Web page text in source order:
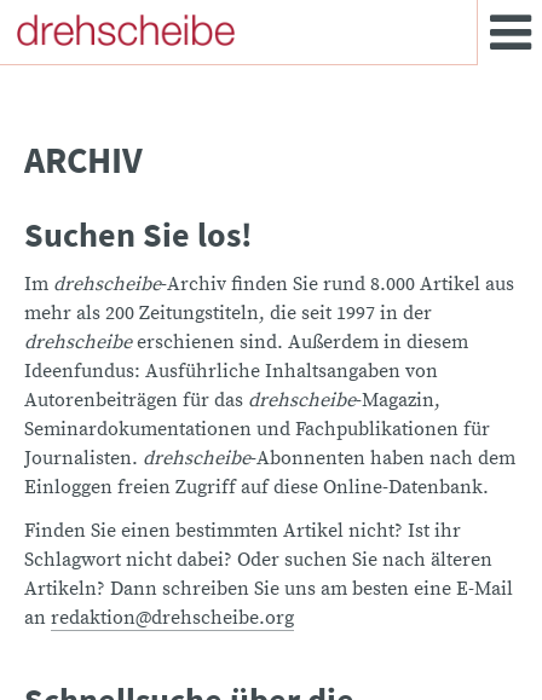
ARCHIV
Suchen Sie los!
Im drehscheibe-Archiv finden Sie rund 8.000 Artikel aus
mehr als 200 Zeitungstiteln, die seit 1997 in der
drehscheibeerschienen sind. Außerdem in diesem
Ideenfundus: Ausführliche Inhaltsangaben von
Autorenbeiträgen für das drehscheibe-Magazin,
Seminardokumentationen und Fachpublikationen für
Journalisten. drehscheibe-Abonnenten haben nach dem
Einloggen freien Zugriff auf diese Online-Datenbank.
Finden Sie einen bestimmten Artikel nicht? Ist ihr
Schlagwort nicht dabei? Oder suchen Sie nach älteren
Artikeln? Dann schreiben Sie uns am besten eine E-Mail
an redaktion@drehscheibe.org